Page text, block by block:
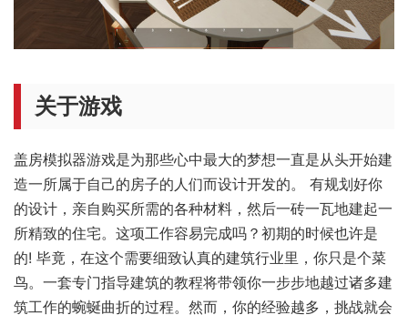
关于游戏
盖房模拟器游戏是为那些心中最大的梦想一直是从头开始建
造一所属于自己的房子的人们而设计开发的。 有规划好你
的设计，亲自购买所需的各种材料，然后一砖一瓦地建起一
所精致的住宅。这项工作容易完成吗？初期的时候也许是
的! 毕竟，在这个需要细致认真的建筑行业里，你只是个菜
鸟。一套专门指导建筑的教程将带领你一步步地越过诸多建
筑工作的蜿蜒曲折的过程。然而，你的经验越多，挑战就会